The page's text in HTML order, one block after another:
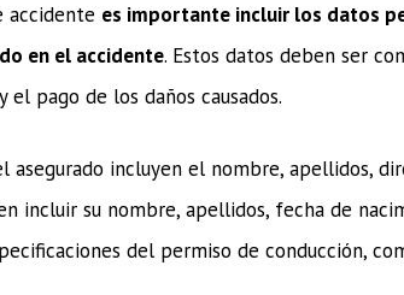
accidente es importante incluir los datos
en el accidente. Estos datos deben ser
pago de los daños causados.
asegurado incluyen el nombre, apellidos,
incluir su nombre, apellidos, fecha de
del permiso de conducción,